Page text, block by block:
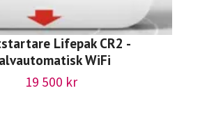
Lifepak CR2 -
WiFi
19 500 kr